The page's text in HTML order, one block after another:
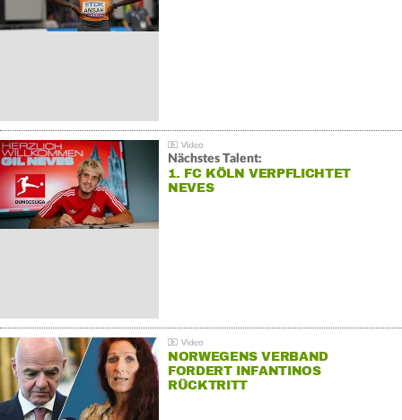
Nächstes Talent:
1. FC KÖLN VERPFLICHTET
NEVES
NORWEGENS VERBAND
FORDERT INFANTINOS
RÜCKTRITT